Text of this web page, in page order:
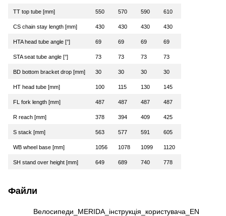
TT top tube [mm] 550 570 590 610
CS chain stay length [mm] 430 430 430 430
HTA head tube angle [°] 69 69 69 69
STA seat tube angle [°] 73 73 73 73
BD bottom bracket drop [mm] 30 30 30 30
HT head tube [mm] 100 115 130 145
FL fork length [mm] 487 487 487 487
R reach [mm] 378 394 409 425
S stack [mm] 563 577 591 605
WB wheel base [mm] 1056 1078 1099 1120
SH stand over height [mm] 649 689 740 778
Файли
Велосипеди_MERIDA_інструкція_користувача_EN